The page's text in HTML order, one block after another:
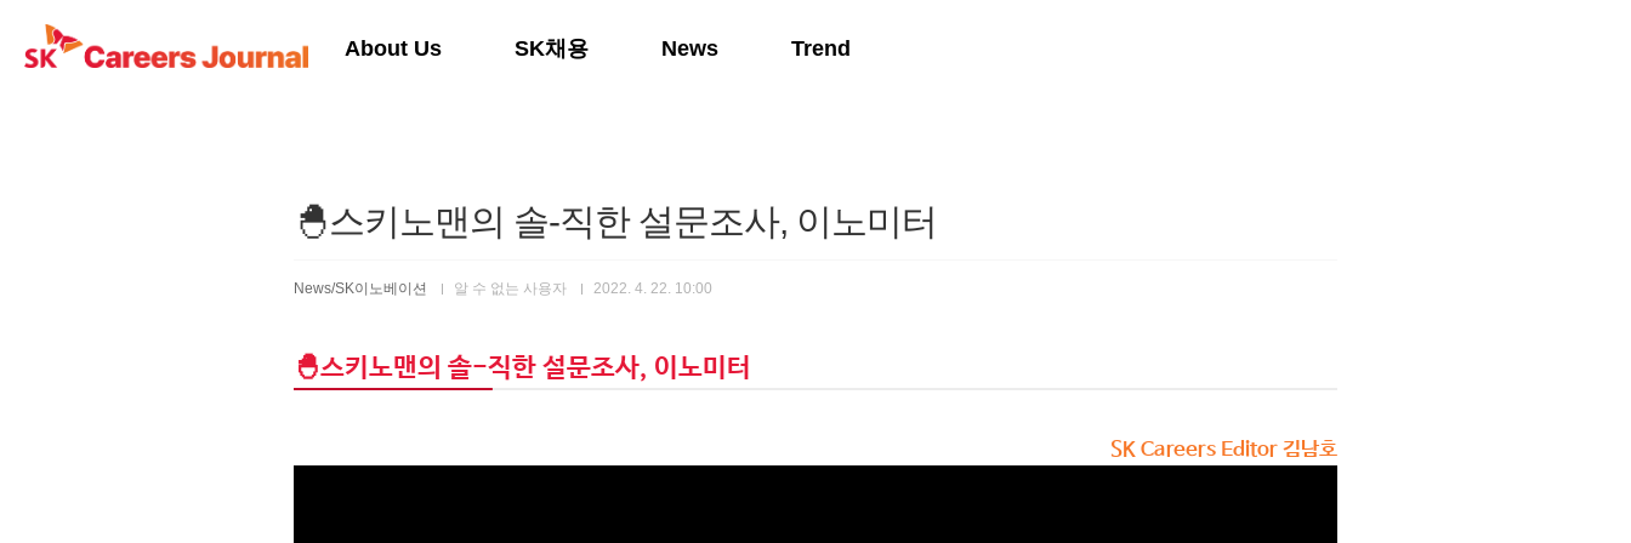
About Us SK채용 News Trend
🐣스키노맨의 솔-직한 설문조사, 이노미터
News/SK이노베이션 알 수 없는 사용자 2022. 4. 22. 10:00
🐣스키노맨의 솔-직한 설문조사, 이노미터
SK Careers Editor 김남호